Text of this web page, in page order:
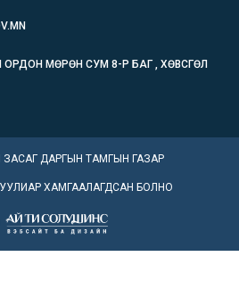
МӨРӨН СУМ 8-Р БАГ , ХӨВСГӨЛ
ЗАСАГ ДАРГЫН ТАМГЫН ГАЗАР
ХАМГААЛАГДСАН БОЛНО